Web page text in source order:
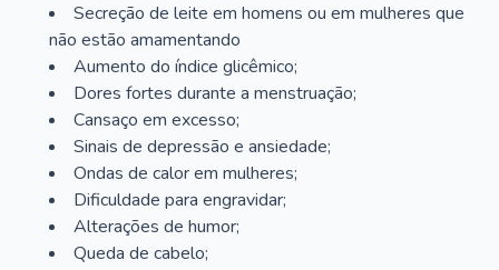
Secreção de leite em homens ou em mulheres que
não estão amamentando
Aumento do índice glicêmico;
Dores fortes durante a menstruação;
Cansaço em excesso;
Sinais de depressão e ansiedade;
Ondas de calor em mulheres;
Dificuldade para engravidar;
Alterações de humor;
Queda de cabelo;